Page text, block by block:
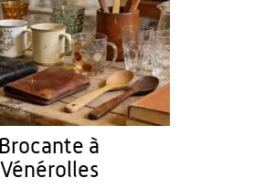
Brocante à
Vénérolles